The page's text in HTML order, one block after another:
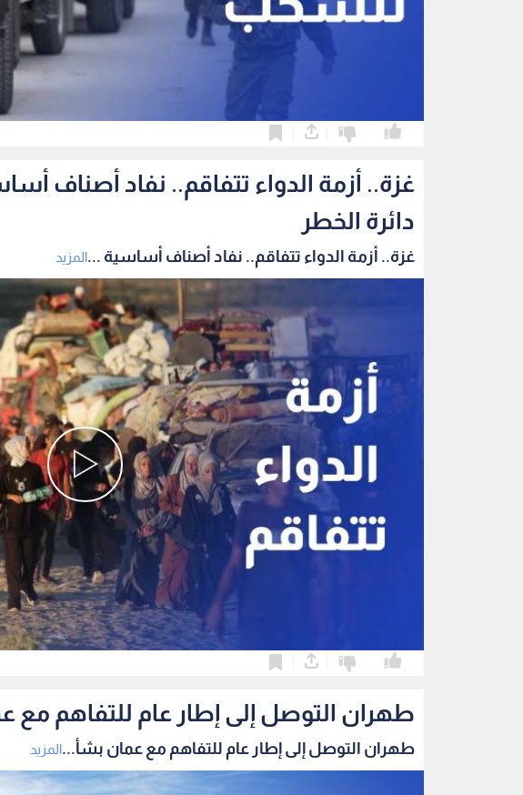
غزة.. أزمة الدواء تتفاقم.. نفاد أصناف
دائرة الخطر
غزة.. أزمة الدواء تتفاقم.. نفاد أصناف أساسية ...المزيد
طهران التوصل إلى إطار عام للتفاهم
طهران التوصل إلى إطار عام للتفاهم مع عمان بشأ...المزيد